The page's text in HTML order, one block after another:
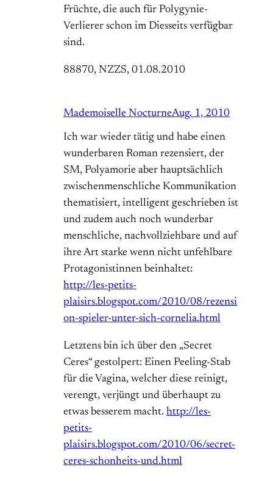
Früchte, die auch für Polygynie-
Verlierer schon im Diesseits verfügbar
sind.
88870, NZZS, 01.08.2010
Mademoiselle NocturneAug. 1, 2010
Ich war wieder tätig und habe einen
wunderbaren Roman rezensiert, der
SM, Polyamorie aber hauptsächlich
zwischenmenschliche Kommunikation
thematisiert, intelligent geschrieben ist
und zudem auch noch wunderbar
menschliche, nachvollziehbare und auf
ihre Art starke wenn nicht unfehlbare
Protagonistinnen beinhaltet:
http://les-petits-
plaisirs.blogspot.com/2010/08/rezensi
on-spieler-unter-sich-cornelia.html
Letztens bin ich über den „Secret
Ceres“ gestolpert: Einen Peeling-Stab
für die Vagina, welcher diese reinigt,
verengt, verjüngt und überhaupt zu
etwas besserem macht. http://les-
petits-
plaisirs.blogspot.com/2010/06/secret-
ceres-schonheits-und.html